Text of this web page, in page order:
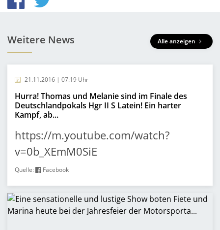
Weitere News Alle anzeigen
21.11.2016 | 07:19 Uhr
Hurra! Thomas und Melanie sind im Finale des
Deutschlandpokals Hgr II S Latein! Ein harter
Kampf, ab...
https://m.youtube.com/watch?
v=0b_XEmM0SiE
Quelle: Facebook